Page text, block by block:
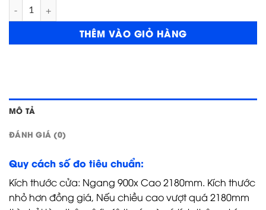
Cửa gỗ HDF 1B-C1 số lượng
THÊM VÀO GIỎ HÀNG
MÔ TẢ
ĐÁNH GIÁ (0)
Quy cách số đo tiêu chuẩn:
Kích thước cửa: Ngang 900x Cao 2180mm. Kích thước
nhỏ hơn đồng giá, Nếu chiều cao vượt quá 2180mm